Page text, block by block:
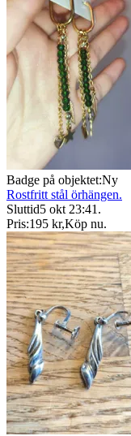
Badge på objektet:Ny
Rostfritt stål örhängen.
Sluttid5 okt 23:41 .
Pris:195 kr,Köp nu.